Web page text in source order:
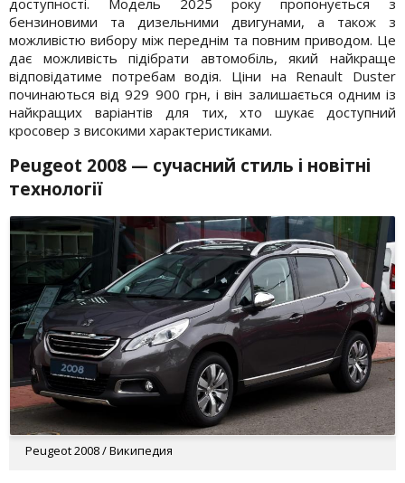
доступності. Модель 2025 року пропонується з
бензиновими та дизельними двигунами, а також з
можливістю вибору між переднім та повним приводом. Це
дає можливість підібрати автомобіль, який найкраще
відповідатиме потребам водія. Ціни на Renault Duster
починаються від 929 900 грн, і він залишається одним із
найкращих варіантів для тих, хто шукає доступний
кросовер з високими характеристиками.
Peugeot 2008 — сучасний стиль і новітні
технології
Peugeot 2008 / Википедия